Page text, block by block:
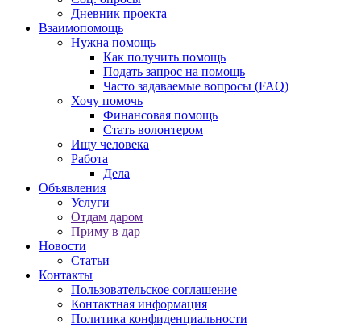
Дневник проекта
Взаимопомощь
Нужна помощь
Как получить помощь
Подать запрос на помощь
Часто задаваемые вопросы (FAQ)
Хочу помочь
Финансовая помощь
Стать волонтером
Ищу человека
Работа
Дела
Объявления
Услуги
Отдам даром
Приму в дар
Новости
Статьи
Контакты
Пользовательское соглашение
Контактная информация
Политика конфиденциальности